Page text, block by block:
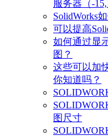
服务器（-
SolidWorks
可以提高
如何通过显
图？
这些可以加
你知道吗？
图尺寸